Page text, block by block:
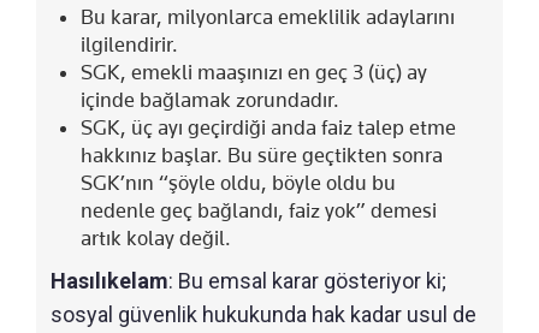
Bu karar, milyonlarca emeklilik adaylarını
ilgilendirir.
SGK, emekli maaşınızı en geç 3 (üç) ay
içinde bağlamak zorundadır.
SGK, üç ayı geçirdiği anda faiz talep etme
hakkınız başlar. Bu süre geçtikten sonra
SGK’nın “şöyle oldu, böyle oldu bu
nedenle geç bağlandı, faiz yok” demesi
artık kolay değil.
Hasılıkelam: Bu emsal karar gösteriyor ki;
sosyal güvenlik hukukunda hak kadar usul de